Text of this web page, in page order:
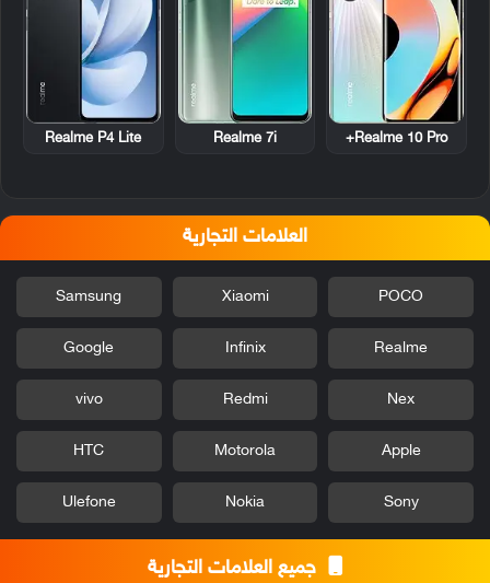
Realme 10 Pro+
Realme 7i
Realme P4 Lite
العلامات التجارية
POCO
Xiaomi
Samsung
Realme
Infinix
Google
Nex
Redmi
vivo
Apple
Motorola
HTC
Sony
Nokia
Ulefone
جميع العلامات التجارية